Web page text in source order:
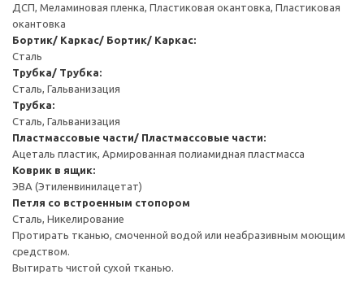
ДСП, Меламиновая пленка, Пластиковая окантовка, Пластиковая
окантовка
Бортик/ Каркас/ Бортик/ Каркас:
Сталь
Трубка/ Трубка:
Сталь, Гальванизация
Трубка:
Сталь, Гальванизация
Пластмассовые части/ Пластмассовые части:
Ацеталь пластик, Армированная полиамидная пластмасса
Коврик в ящик:
ЭВА (Этиленвинилацетат)
Петля со встроенным стопором
Сталь, Никелирование
Протирать тканью, смоченной водой или неабразивным моющим
средством.
Вытирать чистой сухой тканью.